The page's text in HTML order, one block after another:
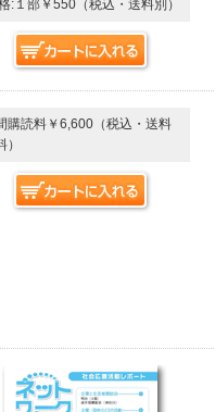
:１部￥550（税込・送料別）
購読料￥6,600（税込・送料
）